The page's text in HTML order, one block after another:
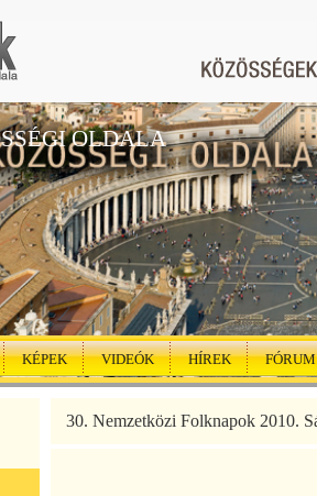
OLDALA
KÉPEK VIDEÓK HÍREK FÓRUM
30. Nemzetközi Folknapok 2010.